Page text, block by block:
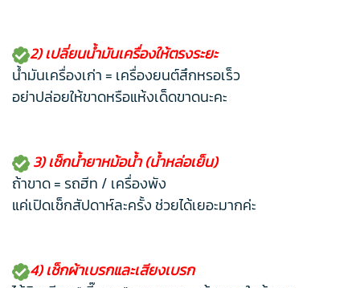
2) เปลี่ยนน้ำมันเครื่องให้ตรงระยะ
น้ำมันเครื่องเก่า = เครื่องยนต์สึกหรอเร็ว
อย่าปล่อยให้ขาดหรือแห้งเด็ดขาดนะคะ
3) เช็กน้ำยาหม้อน้ำ (น้ำหล่อเย็น)
ถ้าขาด = รถฮีท / เครื่องพัง
แค่เปิดเช็กสัปดาห์ละครั้ง ช่วยได้เยอะมากค่ะ
4) เช็กผ้าเบรกและเสียงเบรก